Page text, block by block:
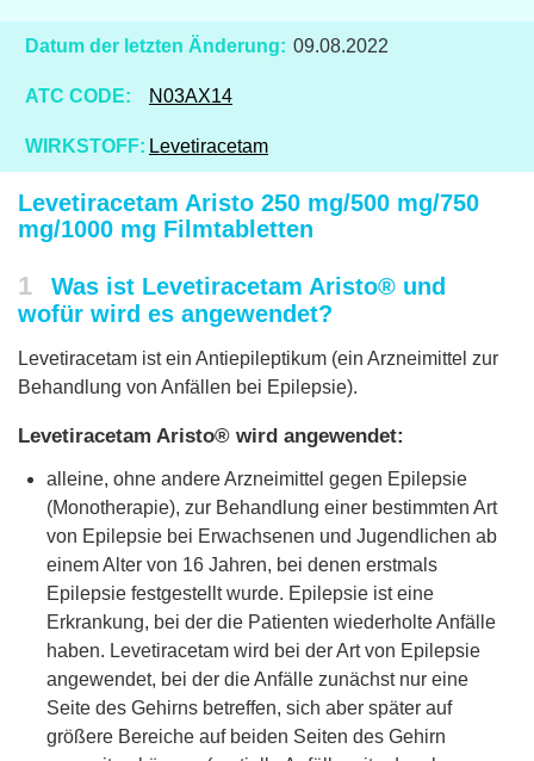
Datum der letzten Änderung: 09.08.2022
ATC CODE: N03AX14
WIRKSTOFF: Levetiracetam
Levetiracetam Aristo 250 mg/500 mg/750
mg/1000 mg Filmtabletten
1
Was ist Levetiracetam Aristo® und
wofür wird es angewendet?
Levetiracetam ist ein Antiepileptikum (ein Arzneimittel zur
Behandlung von Anfällen bei Epilepsie).
Levetiracetam Aristo® wird angewendet:
alleine, ohne andere Arzneimittel gegen Epilepsie
(Monotherapie), zur Behandlung einer bestimmten Art
von Epilepsie bei Erwachsenen und Jugendlichen ab
einem Alter von 16 Jahren, bei denen erstmals
Epilepsie festgestellt wurde. Epilepsie ist eine
Erkrankung, bei der die Patienten wiederholte Anfälle
haben. Levetiracetam wird bei der Art von Epilepsie
angewendet, bei der die Anfälle zunächst nur eine
Seite des Gehirns betreffen, sich aber später auf
größere Bereiche auf beiden Seiten des Gehirn